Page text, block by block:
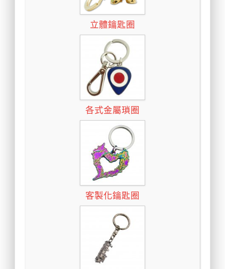
立體鑰匙圈
各式金屬瑣圈
客製化鑰匙圈